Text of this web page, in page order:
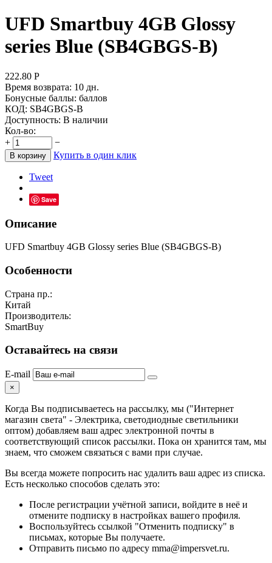
UFD Smartbuy 4GB Glossy
series Blue (SB4GBGS-B)
222.80 Р
Время возврата: 10 дн.
Бонусные баллы: баллов
КОД: SB4GBGS-B
Доступность: В наличии
Кол-во:
+
−
В корзину Купить в один клик
Tweet
Save
Описание
UFD Smartbuy 4GB Glossy series Blue (SB4GBGS-B)
Особенности
Страна пр.:
Китай
Производитель:
SmartBuy
Оставайтесь на связи
E-mail
×
Когда Вы подписываетесь на рассылку, мы ("Интернет
магазин света" - Электрика, светодиодные светильники
оптом) добавляем ваш адрес электронной почты в
соответствующий список рассылки. Пока он хранится там, мы
знаем, что сможем связаться с вами при случае.
Вы всегда можете попросить нас удалить ваш адрес из списка.
Есть несколько способов сделать это:
После регистрации учётной записи, войдите в неё и
отмените подписку в настройках вашего профиля.
Воспользуйтесь ссылкой "Отменить подписку" в
письмах, которые Вы получаете.
Отправить письмо по адресу mma@impersvet.ru.